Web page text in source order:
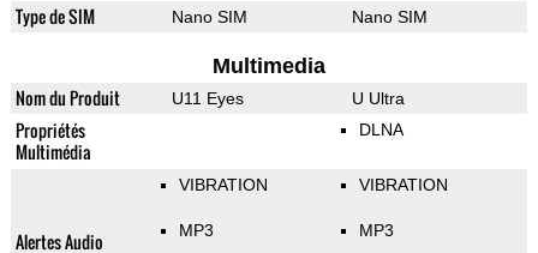
Type de SIM Nano SIM Nano SIM
Multimedia
Nom du Produit U11 Eyes U Ultra
Propriétés
Multimédia
DLNA
Alertes Audio
VIBRATION
MP3
VIBRATION
MP3